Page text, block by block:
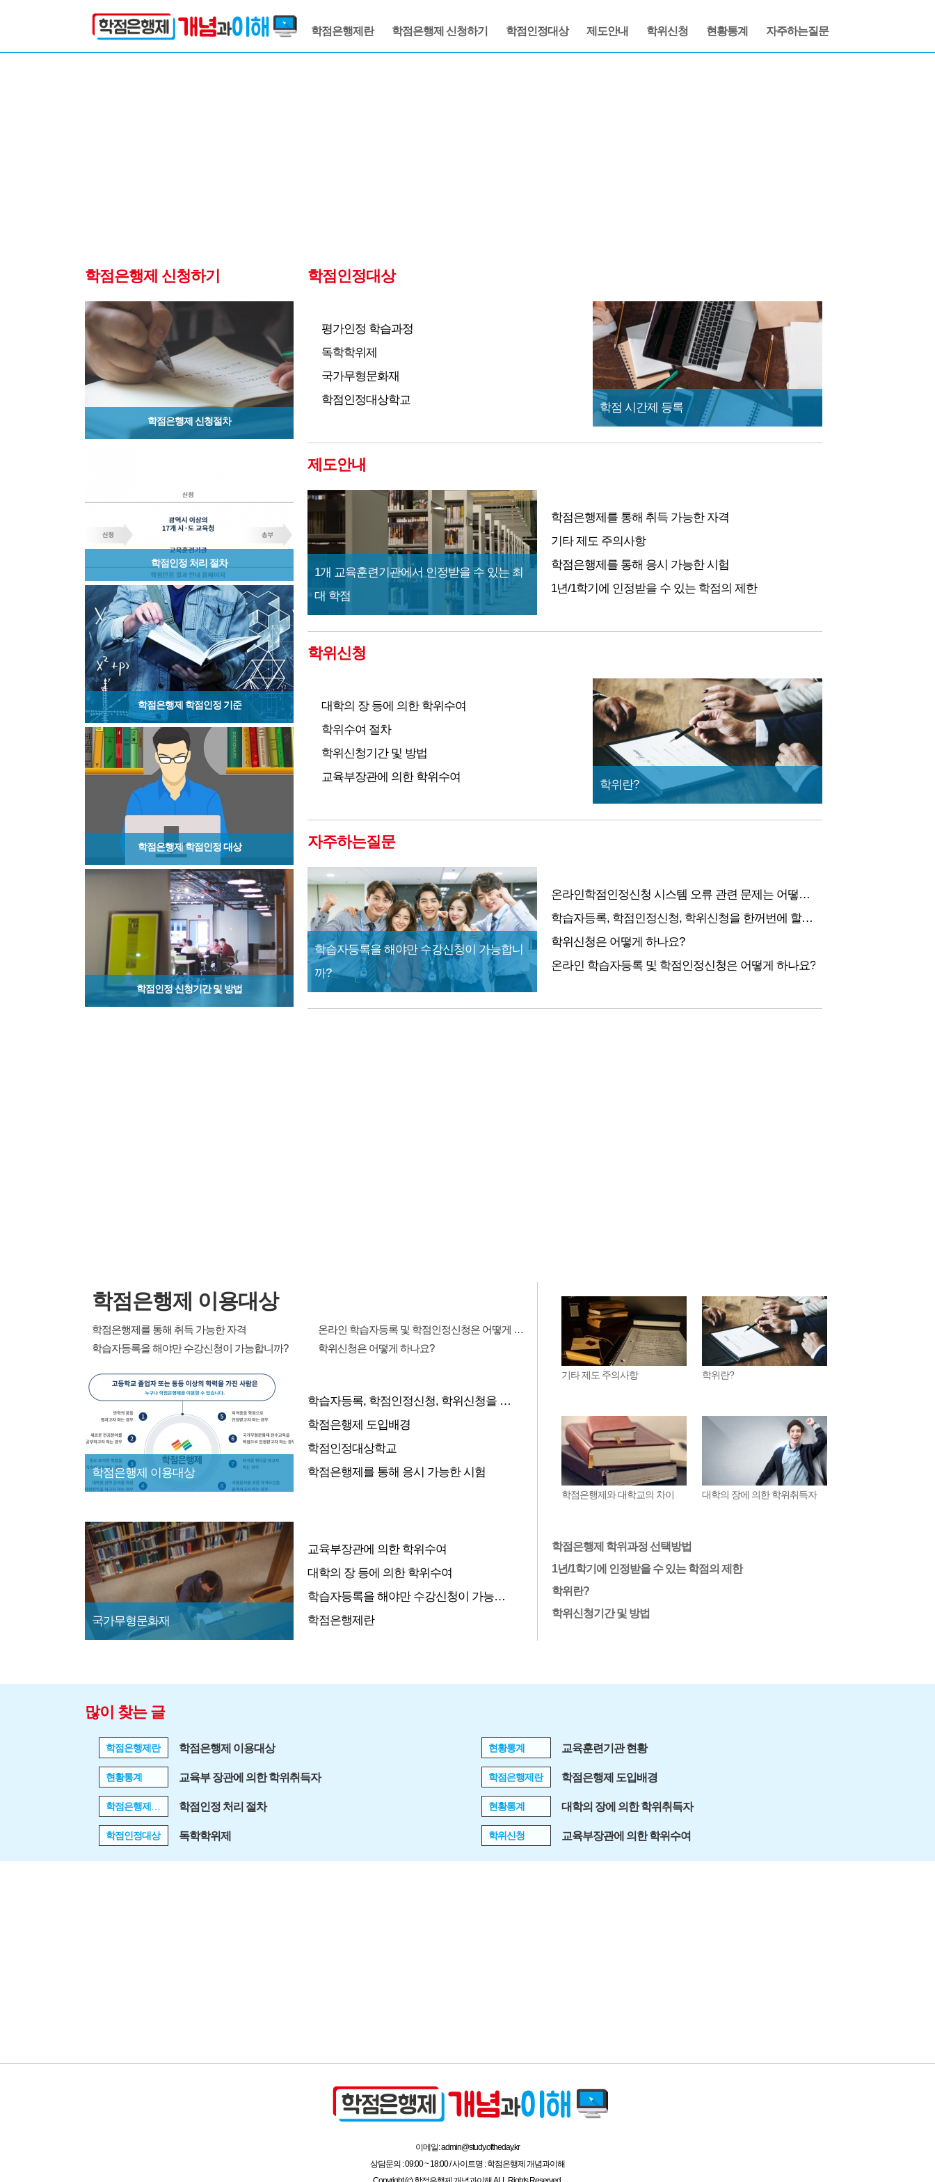
학점은행제란 학점은행제 신청하기 학점인정대상 제도안내 학위신청 현황통계 자주하는질문
학점은행제 신청하기
학점은행제 신청절차
학점인정 처리 절차
학점은행제 학점인정 기준
학점은행제 학점인정 대상
학점인정 신청기간 및 방법
학점인정대상
학점 시간제 등록
평가인정 학습과정
독학학위제
국가무형문화재
학점인정대상학교
제도안내
1개 교육훈련기관에서 인정받을 수 있는 최
대 학점
학점은행제를 통해 취득 가능한 자격
기타 제도 주의사항
학점은행제를 통해 응시 가능한 시험
1년/1학기에 인정받을 수 있는 학점의 제한
학위신청
학위란?
대학의 장 등에 의한 학위수여
학위수여 절차
학위신청기간 및 방법
교육부장관에 의한 학위수여
자주하는질문
학습자등록을 해야만 수강신청이 가능합니
까?
온라인학점인정신청 시스템 오류 관련 문제는 어떻게 해결하나요?
학습자등록, 학점인정신청, 학위신청을 한꺼번에 할 수 있습니까
학위신청은 어떻게 하나요?
온라인 학습자등록 및 학점인정신청은 어떻게 하나요?
학점은행제 이용대상
학점은행제를 통해 취득 가능한 자격
온라인 학습자등록 및 학점인정신청은 어떻게 하나요?
학습자등록을 해야만 수강신청이 가능합니까?
학위신청은 어떻게 하나요?
학점은행제 이용대상
학습자등록, 학점인정신청, 학위신청을 한꺼번에 할 수 있습니까
학점은행제 도입배경
학점인정대상학교
학점은행제를 통해 응시 가능한 시험
국가무형문화재
교육부장관에 의한 학위수여
대학의 장 등에 의한 학위수여
학습자등록을 해야만 수강신청이 가능합니까?
학점은행제란
기타 제도 주의사항 학위란?
학점은행제와 대학교의 차이 대학의 장에 의한 학위취득자
학점은행제 학위과정 선택방법
1년/1학기에 인정받을 수 있는 학점의 제한
학위란?
학위신청기간 및 방법
많이 찾는 글
학점은행제란 학점은행제 이용대상
현황통계 교육부 장관에 의한 학위취득자
학점인정 처리 절차
학점인정대상 독학학위제
현황통계 교육훈련기관 현황
학점은행제란 학점은행제 도입배경
현황통계 대학의 장에 의한 학위취득자
학위신청 교육부장관에 의한 학위수여
이메일: admin@study.oftheday.kr
상담문의 : 09:00 ~ 18:00 / 사이트명 : 학점은행제 개념과이해